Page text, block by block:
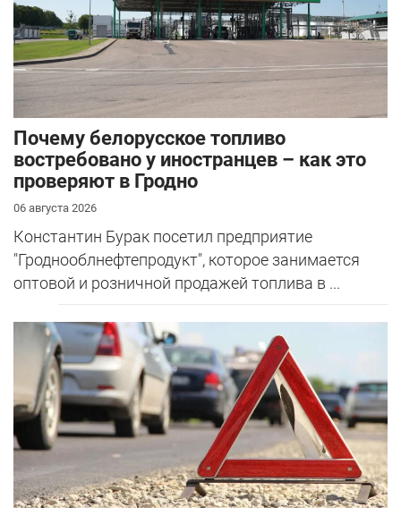
Почему белорусское топливо
востребовано у иностранцев – как это
проверяют в Гродно
06 августа 2026
Константин Бурак посетил предприятие
"Гроднооблнефтепродукт", которое занимается
оптовой и розничной продажей топлива в ...